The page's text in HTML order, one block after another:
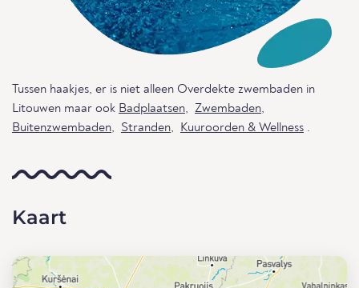
Tussen haakjes, er is niet alleen Overdekte zwembaden in
Litouwen maar ook Badplaatsen, Zwembaden,
Buitenzwembaden, Stranden, Kuuroorden & Wellness .
Kaart